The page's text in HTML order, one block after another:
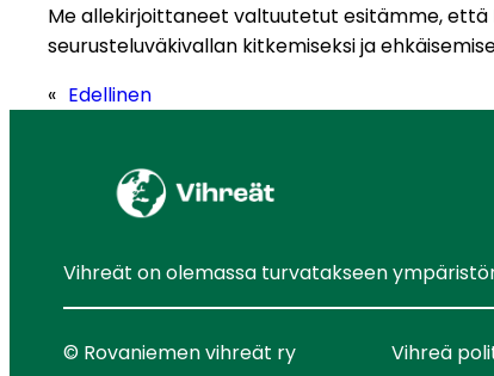
Me allekirjoittaneet valtuutetut esitämme,
seurusteluväkivallan kitkemiseksi ja
« Edellinen
Vihreät on olemassa turvatakseen
© Rovaniemen vihreät ry Vihreä